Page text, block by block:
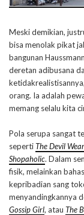
Meski demikian,
bisa menolak pikat
bangunan
deretan adibusana
ketidakrealistisannya,
orang. Ia adalah
memang selalu kita
Pola serupa sangat
sepertiThe Devil
Shopaholic. Dalam
fisik, melainkan
kepribadian sang
menyandingkannya
Gossip Girl, atau The